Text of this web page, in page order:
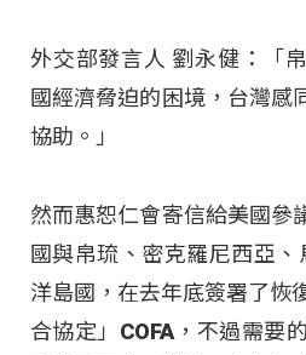
外交部發言人 劉永健：「
國經濟脅迫的困境，台灣感
協助。」
然而惠恕仁會寄信給美國參
國與帛琉、密克羅尼西亞
洋島國，在去年底簽署了恢
合協定」COFA，不過需要